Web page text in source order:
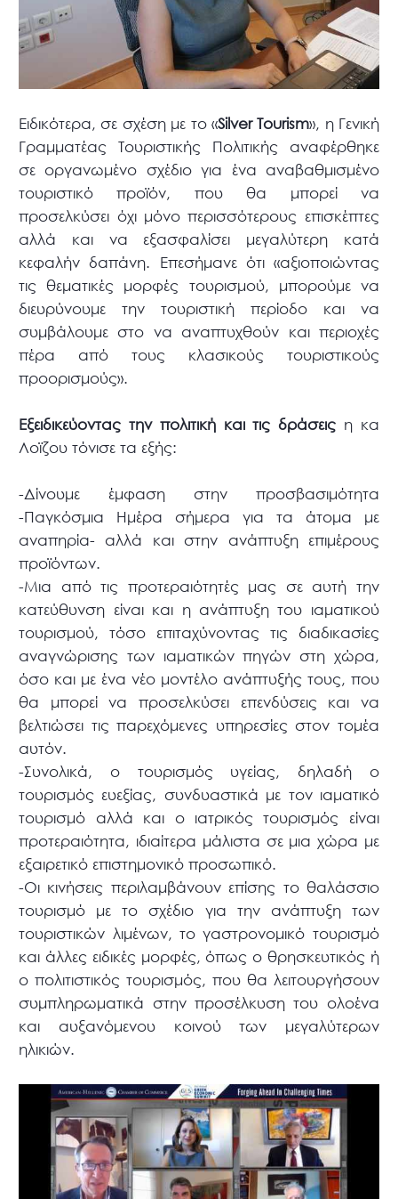
Ειδικότερα, σε σχέση με το «Silver Tourism», η Γενική
Γραμματέας Τουριστικής Πολιτικής αναφέρθηκε
σε οργανωμένο σχέδιο για ένα αναβαθμισμένο
τουριστικό προϊόν, που θα μπορεί να
προσελκύσει όχι μόνο περισσότερους επισκέπτες
αλλά και να εξασφαλίσει μεγαλύτερη κατά
κεφαλήν δαπάνη. Επεσήμανε ότι «αξιοποιώντας
τις θεματικές μορφές τουρισμού, μπορούμε να
διευρύνουμε την τουριστική περίοδο και να
συμβάλουμε στο να αναπτυχθούν και περιοχές
πέρα από τους κλασικούς τουριστικούς
προορισμούς».
Εξειδικεύοντας την πολιτική και τις δράσεις η κα
Λοϊζου τόνισε τα εξής:
-Δίνουμε έμφαση στην προσβασιμότητα
-Παγκόσμια Ημέρα σήμερα για τα άτομα με
αναπηρία- αλλά και στην ανάπτυξη επιμέρους
προϊόντων.
-Μια από τις προτεραιότητές μας σε αυτή την
κατεύθυνση είναι και η ανάπτυξη του ιαματικού
τουρισμού, τόσο επιταχύνοντας τις διαδικασίες
αναγνώρισης των ιαματικών πηγών στη χώρα,
όσο και με ένα νέο μοντέλο ανάπτυξής τους, που
θα μπορεί να προσελκύσει επενδύσεις και να
βελτιώσει τις παρεχόμενες υπηρεσίες στον τομέα
αυτόν.
-Συνολικά, ο τουρισμός υγείας, δηλαδή ο
τουρισμός ευεξίας, συνδυαστικά με τον ιαματικό
τουρισμό αλλά και ο ιατρικός τουρισμός είναι
προτεραιότητα, ιδιαίτερα μάλιστα σε μια χώρα με
εξαιρετικό επιστημονικό προσωπικό.
-Οι κινήσεις περιλαμβάνουν επίσης το θαλάσσιο
τουρισμό με το σχέδιο για την ανάπτυξη των
τουριστικών λιμένων, το γαστρονομικό τουρισμό
και άλλες ειδικές μορφές, όπως ο θρησκευτικός ή
ο πολιτιστικός τουρισμός, που θα λειτουργήσουν
συμπληρωματικά στην προσέλκυση του ολοένα
και αυξανόμενου κοινού των μεγαλύτερων
ηλικιών.